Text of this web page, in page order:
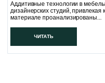
Аддитивные технологии в
дизайнерских студий,
материале проанализированы...
ЧИТАТЬ